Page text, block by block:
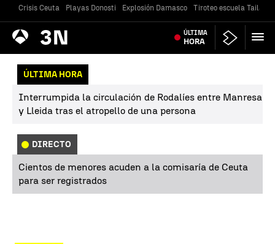
Crisis Ceuta Playas Donosti Explosión Damasco Tiroteo escuela
Antena
3 Noticias ÚLTIMA
HORA
ÚLTIMA HORA
Interrumpida la circulación de Rodalíes entre Manresa
y Lleida tras el atropello de una persona
DIRECTO
Cientos de menores acuden a la comisaría de Ceuta
para ser registrados